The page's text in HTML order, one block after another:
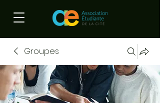
Groupes